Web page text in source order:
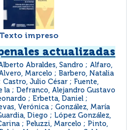
Texto impreso
actualizadas
Abraldes, Sandro ; Alfaro,
Marcelo ; Barbero, Natalia
Julio César ; Fuente,
la ; Defranco, Alejandro Gustavo
; Erbetta, Daniel ;
Verónica ; González, María
Diego ; López González,
; Peluzzi, Marcelo ; Pinto,